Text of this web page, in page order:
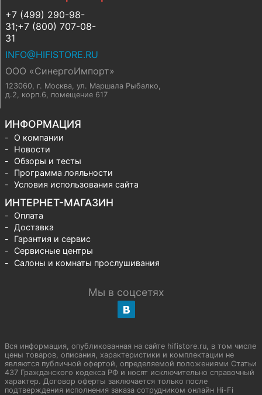
+7 (499) 290-98-
31;+7 (800) 707-08-
31
INFO@HIFISTORE.RU
ООО «СинергоИмпорт»
123060, г. Москва, ул. Маршала Рыбалко,
д.2, корп.6, помещение 617
ИНФОРМАЦИЯ
О компании
Новости
Обзоры и тесты
Программа лояльности
Условия использования сайта
ИНТЕРНЕТ-МАГАЗИН
Оплата
Доставка
Гарантия и сервис
Сервисные центры
Салоны и комнаты прослушивания
Мы в соцсетях
Вся информация, опубликованная на сайте hifistore.ru, в том числе
цены товаров, описания, характеристики и комплектации не
являются публичной офертой, определяемой положениями Статьи
437 Гражданского кодекса РФ и носят исключительно справочный
характер. Договор оферты заключается только после
подтверждения исполнения заказа сотрудником онлайн Hi-Fi